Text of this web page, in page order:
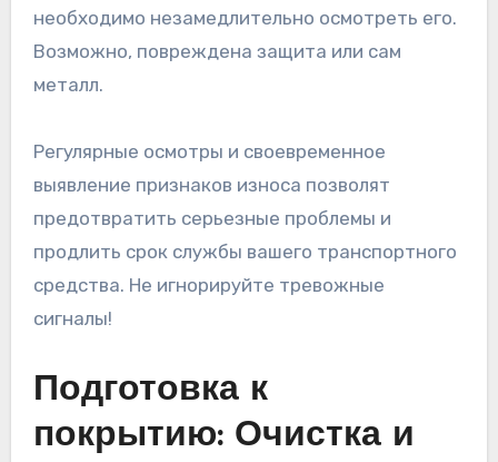
необходимо незамедлительно осмотреть его.
Возможно, повреждена защита или сам
металл.
Регулярные осмотры и своевременное
выявление признаков износа позволят
предотвратить серьезные проблемы и
продлить срок службы вашего транспортного
средства. Не игнорируйте тревожные
сигналы!
Подготовка к
покрытию: Очистка и